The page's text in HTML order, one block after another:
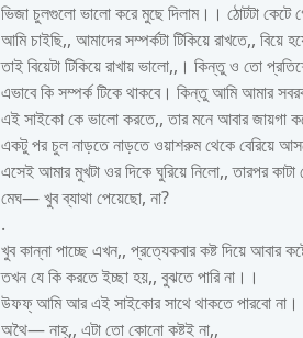
ভিজা চুলগুলো ভালো করে মুছে দিলাম।। ঠোটটা কেটে
আমি চাইছি,, আমাদের সম্পর্কটা টিকিয়ে রাখতে,, বিয়ে
তাই বিয়েটা টিকিয়ে রাখায় ভালো,,। কিন্তু ও তো
এভাবে কি সম্পর্ক টিকে থাকবে। কিন্তু আমি আমার
এই সাইকো কে ভালো করতে,, তার মনে আবার জায়গা
একটু পর চুল নাড়তে নাড়তে ওয়াশরুম থেকে বেরিয়ে
এসেই আমার মুখটা ওর দিকে ঘুরিয়ে নিলো,, তারপর
মেঘ— খুব ব্যাথা পেয়েছো, না?
.
খুব কান্না পাচ্ছে এখন,, প্রত্যেকবার কষ্ট দিয়ে আবার
তখন যে কি করতে ইচ্ছা হয়,, বুঝতে পারি না।।
উফফ্ আমি আর এই সাইকোর সাথে থাকতে পারবো
অথৈ— নাহ্,, এটা তো কোনো কষ্টই না,,